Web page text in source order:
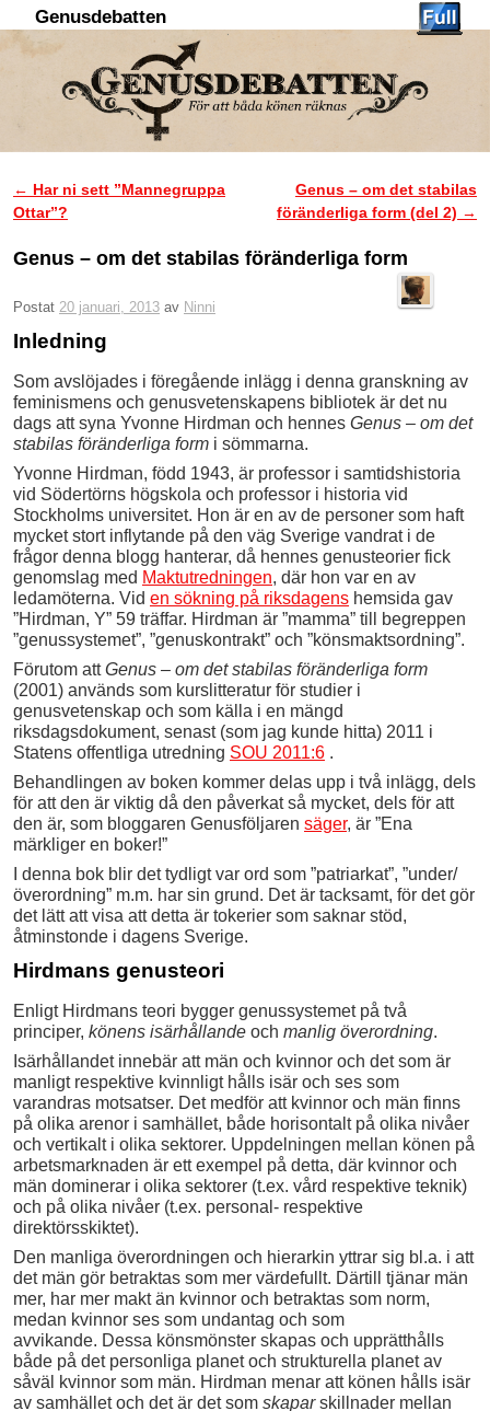
Genusdebatten
Inläggsnavigering
← Har ni sett ”Mannegruppa
Ottar”?
Genus – om det stabilas
föränderliga form (del 2) →
Genus – om det stabilas föränderliga form
Postat 20 januari, 2013 av Ninni
Inledning
Som avslöjades i föregående inlägg i denna granskning av
feminismens och genusvetenskapens bibliotek är det nu
dags att syna Yvonne Hirdman och hennes Genus – om det
stabilas föränderliga form i sömmarna.
Yvonne Hirdman, född 1943, är professor i samtidshistoria
vid Södertörns högskola och professor i historia vid
Stockholms universitet. Hon är en av de personer som haft
mycket stort inflytande på den väg Sverige vandrat i de
frågor denna blogg hanterar, då hennes genusteorier fick
genomslag med Maktutredningen, där hon var en av
ledamöterna. Vid en sökning på riksdagens hemsida gav
”Hirdman, Y” 59 träffar. Hirdman är ”mamma” till begreppen
”genussystemet”, ”genuskontrakt” och ”könsmaktsordning”.
Förutom attGenus – om det stabilas föränderliga form
(2001) används som kurslitteratur för studier i
genusvetenskap och som källa i en mängd
riksdagsdokument, senast (som jag kunde hitta) 2011 i
Statens offentliga utredning SOU 2011:6 .
Behandlingen av boken kommer delas upp i två inlägg, dels
för att den är viktig då den påverkat så mycket, dels för att
den är, som bloggaren Genusföljaren säger, är ”Ena
märkliger en boker!”
I denna bok blir det tydligt var ord som ”patriarkat”, ”under/
överordning” m.m. har sin grund. Det är tacksamt, för det gör
det lätt att visa att detta är tokerier som saknar stöd,
åtminstonde i dagens Sverige.
Hirdmans genusteori
Enligt Hirdmans teori bygger genussystemet på två
principer, könens isärhållande och manlig överordning.
Isärhållandet innebär att män och kvinnor och det som är
manligt respektive kvinnligt hålls isär och ses som
varandras motsatser. Det medför att kvinnor och män finns
på olika arenor i samhället, både horisontalt på olika nivåer
och vertikalt i olika sektorer. Uppdelningen mellan könen på
arbetsmarknaden är ett exempel på detta, där kvinnor och
män dominerar i olika sektorer (t.ex. vård respektive teknik)
och på olika nivåer (t.ex. personal- respektive
direktörsskiktet).
Den manliga överordningen och hierarkin yttrar sig bl.a. i att
det män gör betraktas som mer värdefullt. Därtill tjänar män
mer, har mer makt än kvinnor och betraktas som norm,
medan kvinnor ses som undantag och som
avvikande. Dessa könsmönster skapas och upprätthålls
både på det personliga planet och strukturella planet av
såväl kvinnor som män. Hirdman menar att könen hålls isär
av samhället och det är det som skaparskillnader mellan